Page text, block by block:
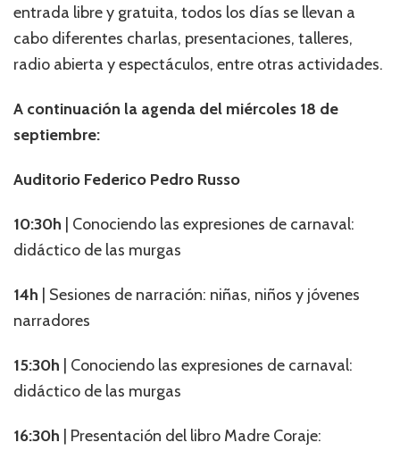
entrada libre y gratuita, todos los días se llevan a
cabo diferentes charlas, presentaciones, talleres,
radio abierta y espectáculos, entre otras actividades.
A continuación la agenda del miércoles 18 de
septiembre:
Auditorio Federico Pedro Russo
10:30h | Conociendo las expresiones de carnaval:
didáctico de las murgas
14h
| Sesiones de narración: niñas, niños y jóvenes
narradores
15:30h | Conociendo las expresiones de carnaval:
didáctico de las murgas
16:30h | Presentación del libro Madre Coraje: